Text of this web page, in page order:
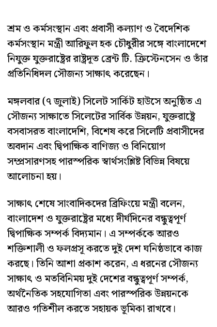
শ্রম ও কর্মসংস্থান এবং প্রবাসী কল্যাণ ও বৈদেশিক
কর্মসংস্থান মন্ত্রী আরিফুল হক চৌধুরীর সঙ্গে বাংলাদেশে
নিযুক্ত যুক্তরাষ্ট্রের রাষ্ট্রদূত ব্রেন্ট টি. ক্রিস্টেনসেন ও তাঁর
প্রতিনিধিদল সৌজন্য সাক্ষাৎ করেছেন।
মঙ্গলবার (৭ জুলাই) সিলেট সার্কিট হাউসে অনুষ্ঠিত এ
সৌজন্য সাক্ষাতে সিলেটের সার্বিক উন্নয়ন, যুক্তরাষ্ট্রে
বসবাসরত বাংলাদেশি, বিশেষ করে সিলেটি প্রবাসীদের
অবদান এবং দ্বিপাক্ষিক বাণিজ্য ও বিনিয়োগ
সম্প্রসারণসহ পারস্পরিক স্বার্থসংশ্লিষ্ট বিভিন্ন বিষয়ে
আলোচনা হয়।
সাক্ষাৎ শেষে সাংবাদিকদের ব্রিফিংয়ে মন্ত্রী বলেন,
বাংলাদেশ ও যুক্তরাষ্ট্রের মধ্যে দীর্ঘদিনের বন্ধুত্বপূর্ণ
দ্বিপাক্ষিক সম্পর্ক বিদ্যমান। এ সম্পর্ককে আরও
শক্তিশালী ও ফলপ্রসূ করতে দুই দেশ ঘনিষ্ঠভাবে কাজ
করছে। তিনি আশা প্রকাশ করেন, এ ধরনের সৌজন্য
সাক্ষাৎ ও মতবিনিময় দুই দেশের বন্ধুত্বপূর্ণ সম্পর্ক,
অর্থনৈতিক সহযোগিতা এবং পারস্পরিক উন্নয়নকে
আরও গতিশীল করতে সহায়ক ভূমিকা রাখবে।